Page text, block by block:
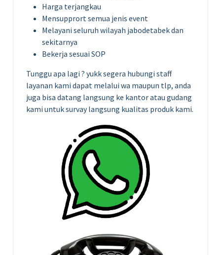
Harga terjangkau
Mensupprort semua jenis event
Melayani seluruh wilayah jabodetabek dan
sekitarnya
Bekerja sesuai SOP
Tunggu apa lagi ? yukk segera hubungi staff
layanan kami dapat melalui wa maupun tlp, anda
juga bisa datang langsung ke kantor atau gudang
kami untuk survay langsung kualitas produk kami.